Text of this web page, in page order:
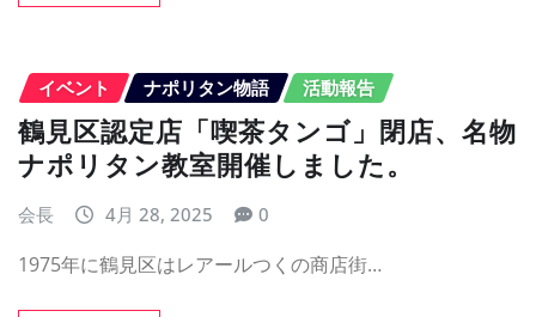
イベント ナポリタン物語 活動報告
鶴見区認定店「喫茶タンゴ」閉店、名物
ナポリタン教室開催しました。
会長 4月 28, 2025 0
1975年に鶴見区はレアールつくの商店街…